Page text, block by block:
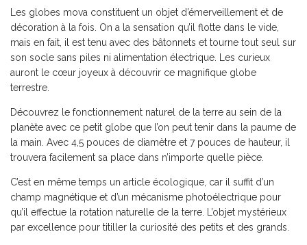
Les globes mova constituent un objet d’émerveillement et de
décoration à la fois. On a la sensation qu’il flotte dans le vide,
mais en fait, il est tenu avec des bâtonnets et tourne tout seul sur
son socle sans piles ni alimentation électrique. Les curieux
auront le cœur joyeux à découvrir ce magnifique globe
terrestre.
Découvrez le fonctionnement naturel de la terre au sein de la
planète avec ce petit globe que l’on peut tenir dans la paume de
la main. Avec 4,5 pouces de diamètre et 7 pouces de hauteur, il
trouvera facilement sa place dans n’importe quelle pièce.
C’est en même temps un article écologique, car il suffit d’un
champ magnétique et d’un mécanisme photoélectrique pour
qu’il effectue la rotation naturelle de la terre. L’objet mystérieux
par excellence pour titiller la curiosité des petits et des grands.